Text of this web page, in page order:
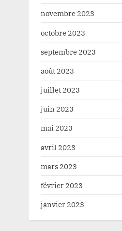
novembre 2023
octobre 2023
septembre 2023
août 2023
juillet 2023
juin 2023
mai 2023
avril 2023
mars 2023
février 2023
janvier 2023